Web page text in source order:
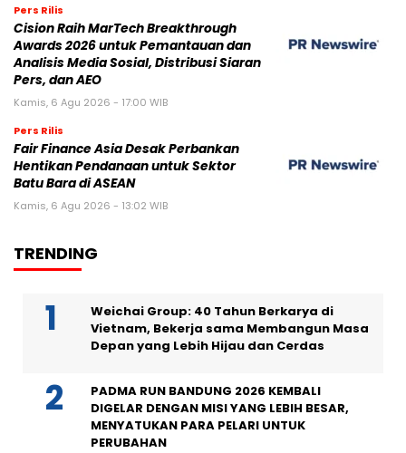
Pers Rilis
Cision Raih MarTech Breakthrough
Awards 2026 untuk Pemantauan dan
Analisis Media Sosial, Distribusi Siaran
Pers, dan AEO
Kamis, 6 Agu 2026 - 17:00 WIB
Pers Rilis
Fair Finance Asia Desak Perbankan
Hentikan Pendanaan untuk Sektor
Batu Bara di ASEAN
Kamis, 6 Agu 2026 - 13:02 WIB
TRENDING
Weichai Group: 40 Tahun Berkarya di
Vietnam, Bekerja sama Membangun Masa
Depan yang Lebih Hijau dan Cerdas
PADMA RUN BANDUNG 2026 KEMBALI
DIGELAR DENGAN MISI YANG LEBIH BESAR,
MENYATUKAN PARA PELARI UNTUK
PERUBAHAN